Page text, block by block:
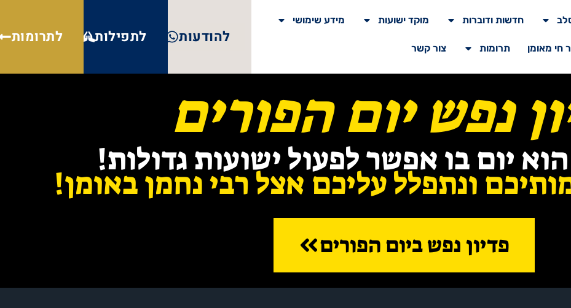
חדשות ודוברות מוקד ישועות מידע שימושי
חי מאומן תרומות צור קשר
להודעות לתפילות לתרומות
נפש יום הפורים
יום בו אפשר לפעול ישועות גדולות!
ונתפלל עליכם אצל רבי נחמן באומן!
פדיון נפש ביום הפורים